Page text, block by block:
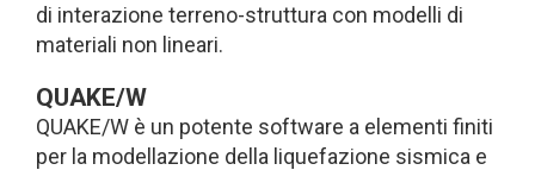
di interazione terreno-struttura con modelli di
materiali non lineari.
QUAKE/W
QUAKE/W è un potente software a elementi finiti
per la modellazione della liquefazione sismica e